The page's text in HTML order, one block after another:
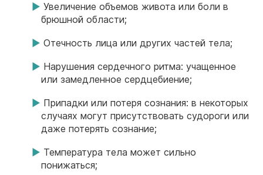
Увеличение объемов живота или боли в
брюшной области;
Отечность лица или других частей тела;
Нарушения сердечного ритма: учащенное
или замедленное сердцебиение;
Припадки или потеря сознания: в некоторых
случаях могут присутствовать судороги или
даже потерять сознание;
Температура тела может сильно
понижаться;